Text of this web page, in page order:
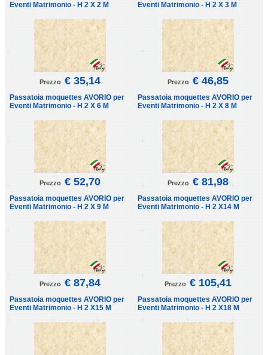
Eventi Matrimonio - H 2 X 2 M
Eventi Matrimonio - H 2 X 3 M
Prezzo € 35,14
Passatoia moquettes AVORIO per
Eventi Matrimonio - H 2 X 6 M
Prezzo € 46,85
Passatoia moquettes AVORIO per
Eventi Matrimonio - H 2 X 8 M
Prezzo € 52,70
Passatoia moquettes AVORIO per
Eventi Matrimonio - H 2 X 9 M
Prezzo € 81,98
Passatoia moquettes AVORIO per
Eventi Matrimonio - H 2 X14 M
Prezzo € 87,84
Passatoia moquettes AVORIO per
Eventi Matrimonio - H 2 X15 M
Prezzo € 105,41
Passatoia moquettes AVORIO per
Eventi Matrimonio - H 2 X18 M